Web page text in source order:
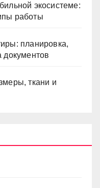
экосистеме:
работы
планировка,
документов
ткани и